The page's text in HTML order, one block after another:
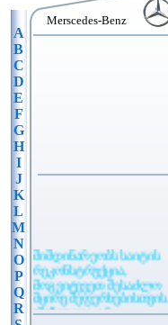
A
B
C
D
E
F
G
H
I
J
K
L
M
N
O
P
Q
R
Merscedes-Benz
მიმდინარეობს საიტის
რეკონსტრუქცია,
მოგვიტევეთ შესაძლო
მცირე შეფერხებისთვის.
(შეზღუდვა არ